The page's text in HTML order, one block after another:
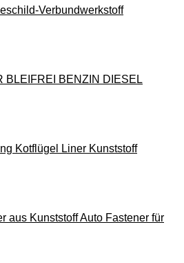
Verbundwerkstoff
BLEIFREI BENZIN DIESEL
Kotflügel Liner Kunststoff
aus Kunststoff Auto Fastener für